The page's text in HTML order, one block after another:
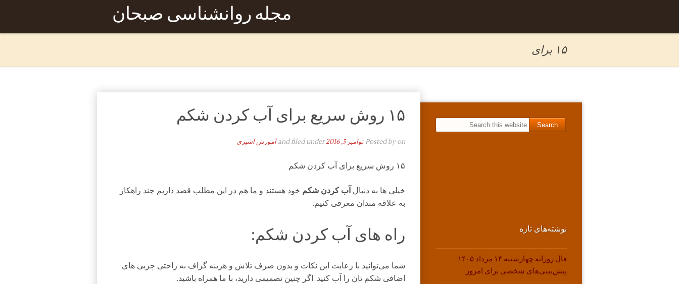
مجله روانشناسی صبحان
۱۵ برای
۱۵ روش سریع برای آب کردن شکم
Posted byon نوامبر 5, 2016 and filed under آموزش آشپزی
۱۵ روش سریع برای آب کردن شکم
خیلی ها به دنبال آب کردن شکم خود هستند و ما هم در این مطلب قصد داریم چند راهکار
به علاقه مندان معرفی کنیم.
راه های آب کردن شکم:
شما می‌توانید با رعایت این نکات و بدون صرف تلاش و هزینه گزاف به راحتی چربی‌ های
اضافی شکم‌ تان را آب کنید. اگر چنین تصمیمی دارید، با ما همراه باشید.
Search for:
نوشته‌های تازه
فال روزانه چهارشنبه ۱۴ مرداد ۱۴۰۵:
پیش‌بینی‌های شخصی برای امروز